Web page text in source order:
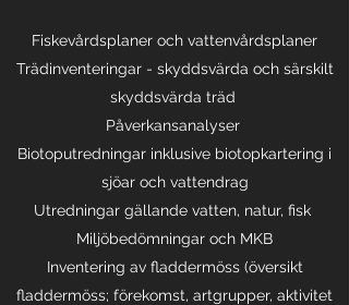
Fiskevårdsplaner och vattenvårdsplaner
Trädinventeringar - skyddsvärda och särskilt
skyddsvärda träd
Påverkansanalyser
Biotoputredningar inklusive biotopkartering i
sjöar och vattendrag
Utredningar gällande vatten, natur, fisk
Miljöbedömningar och MKB
Inventering av fladdermöss (översikt
fladdermöss; förekomst, artgrupper, aktivitet